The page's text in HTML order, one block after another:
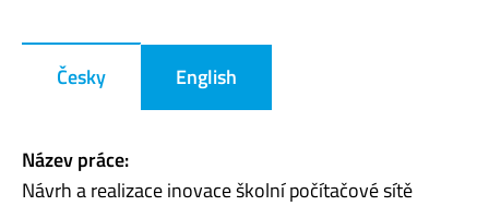
Česky English
Název práce:
Návrh a realizace inovace školní počítačové sítě